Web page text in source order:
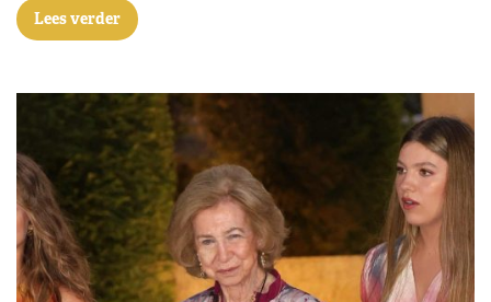
Lees verder